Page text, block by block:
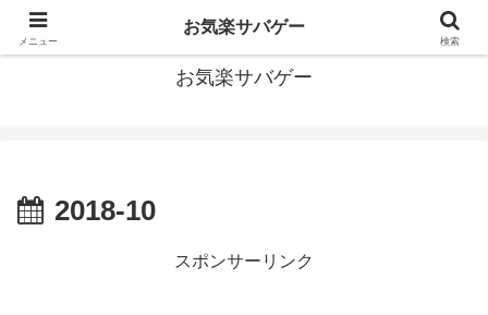
おっさんだってサバゲーがしたい！サバゲーあれこれ情報
お気楽サバゲー
2018-10
スポンサーリンク
メニュー
お気楽サバゲー
検索